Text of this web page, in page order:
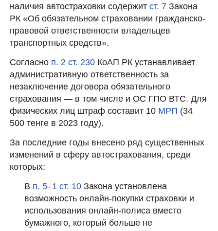
наличия автостраховки содержит ст. 7 Закона
РК «Об обязательном страховании гражданско-
правовой ответственности владельцев
транспортных средств».
Согласно п. 2 ст. 230 КоАП РК устанавливает
административную ответственность за
незаключение договора обязательного
страхования — в том числе и ОС ГПО ВТС. Для
физических лиц штраф составит 10 МРП (34
500 тенге в 2023 году).
За последние годы внесено ряд существенных
изменений в сферу автострахования, среди
которых:
В п. 5–1 ст. 10 Закона установлена
возможность онлайн-покупки страховки и
использования онлайн-полиса вместо
бумажного, который больше не